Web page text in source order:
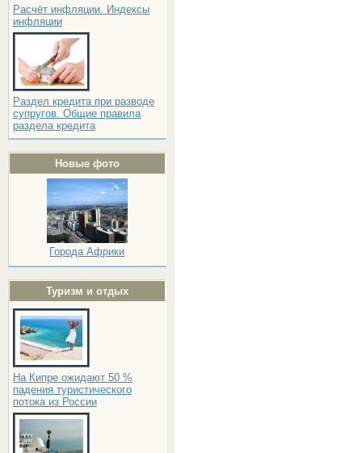
Расчёт инфляции. Индексы
инфляции
Раздел кредита при разводе
супругов. Общие правила
раздела кредита
Новые фото
Города Африки
Туризм и отдых
На Кипре ожидают 50 %
падения туристического
потока из России